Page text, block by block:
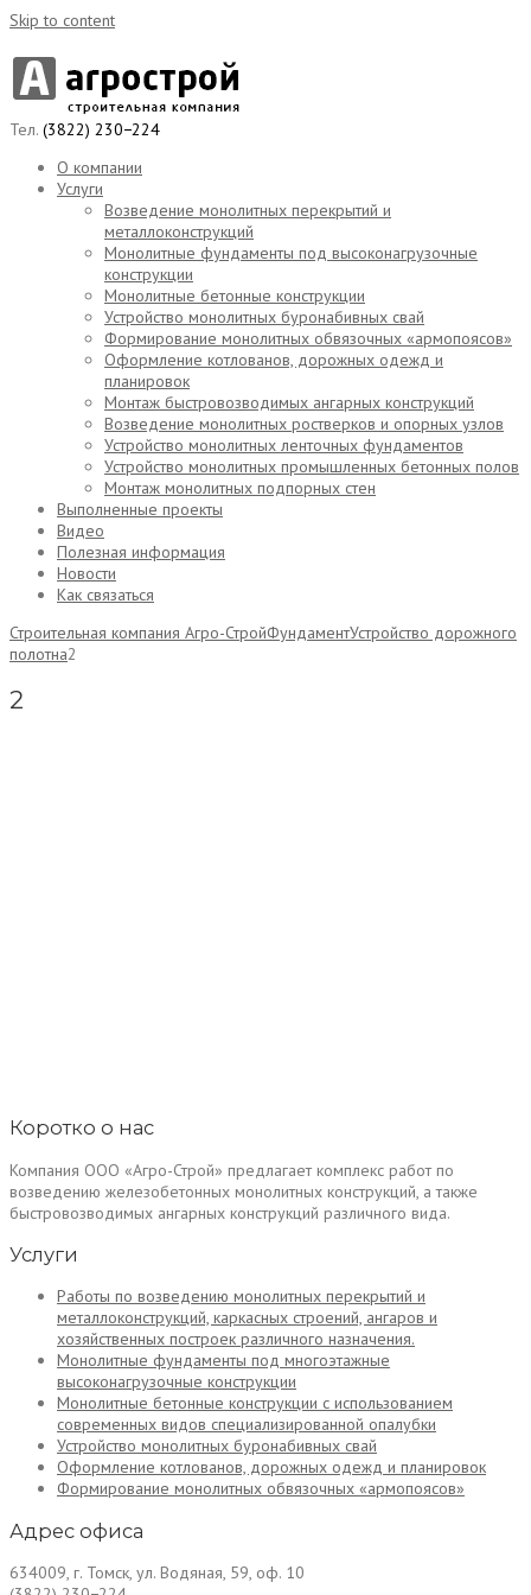
Skip to content
Тел. (3822) 230−224
О компании
Услуги
Возведение монолитных перекрытий и
металлоконструкций
Монолитные фундаменты под высоконагрузочные
конструкции
Монолитные бетонные конструкции
Устройство монолитных буронабивных свай
Формирование монолитных обвязочных «армопоясов»
Оформление котлованов, дорожных одежд и
планировок
Монтаж быстровозводимых ангарных конструкций
Возведение монолитных ростверков и опорных узлов
Устройство монолитных ленточных фундаментов
Устройство монолитных промышленных бетонных полов
Монтаж монолитных подпорных стен
Выполненные проекты
Видео
Полезная информация
Новости
Как связаться
Строительная компания Агро-СтройФундаментУстройство дорожного
полотна2
2
Коротко о нас
Компания ООО «Агро-Строй» предлагает комплекс работ по
возведению железобетонных монолитных конструкций, а также
быстровозводимых ангарных конструкций различного вида.
Услуги
Работы по возведению монолитных перекрытий и
металлоконструкций, каркасных строений, ангаров и
хозяйственных построек различного назначения.
Монолитные фундаменты под многоэтажные
высоконагрузочные конструкции
Монолитные бетонные конструкции с использованием
современных видов специализированной опалубки
Устройство монолитных буронабивных свай
Оформление котлованов, дорожных одежд и планировок
Формирование монолитных обвязочных «армопоясов»
Адрес офиса
634009, г. Томск, ул. Водяная, 59, оф. 10